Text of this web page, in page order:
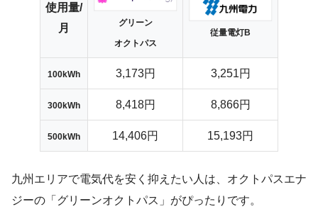
使用量/
月
グリーン
オクトパス
従量電灯B
100kWh 3,173円 3,251円
300kWh 8,418円 8,866円
500kWh 14,406円 15,193円
九州エリアで電気代を安く抑えたい人は、オクトパスエナ
ジーの「グリーンオクトパス」がぴったりです。